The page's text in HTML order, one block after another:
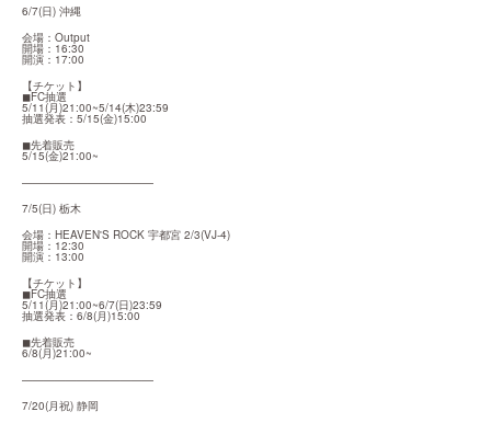
6/7(日) 沖縄
会場：Output
開場：16:30
開演：17:00
【チケット】
◼︎FC抽選
5/11(月)21:00~5/14(木)23:59
抽選発表：5/15(金)15:00
◼︎先着販売
5/15(金)21:00~
————————————
7/5(日) 栃木
会場：HEAVEN'S ROCK 宇都宮 2/3(VJ-4)
開場：12:30
開演：13:00
【チケット】
◼︎FC抽選
5/11(月)21:00~6/7(日)23:59
抽選発表：6/8(月)15:00
◼︎先着販売
6/8(月)21:00~
————————————
7/20(月祝) 静岡